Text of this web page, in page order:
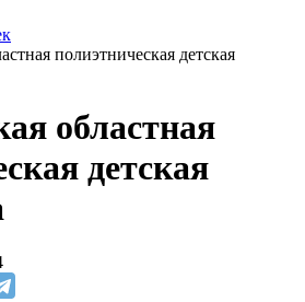
полиэтническая детская
областная
детская